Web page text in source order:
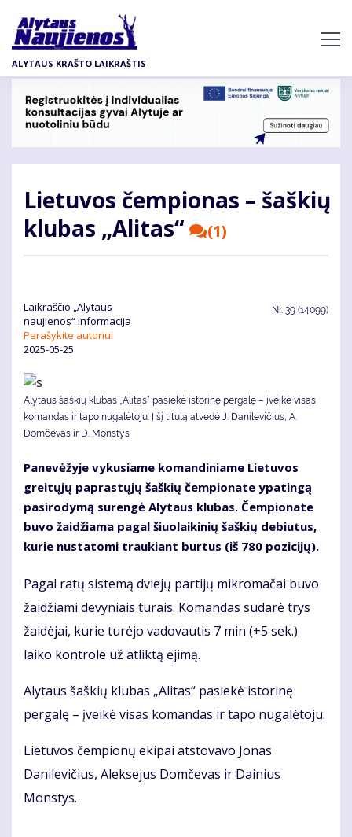
pagrindinį
turinį
ALYTAUS KRAŠTO LAIKRAŠTIS
Lietuvos čempionas – šaškių
klubas „Alitas“
(1)
Laikraščio „Alytaus
naujienos“ informacija
Parašykite autoriui
2025-05-25
Nr. 39 (14099)
Alytaus šaškių klubas „Alitas“ pasiekė istorinę pergalę – įveikė visas
komandas ir tapo nugalėtoju. Į šį titulą atvedė J. Danilevičius, A.
Domčevas ir D. Monstys
Panevėžyje vykusiame komandiniame Lietuvos
greitųjų paprastųjų šaškių čempionate ypatingą
pasirodymą surengė Alytaus klubas. Čempionate
buvo žaidžiama pagal šiuolaikinių šaškių debiutus,
kurie nustatomi traukiant burtus (iš 780 pozicijų).
Pagal ratų sistemą dviejų partijų mikromačai buvo
žaidžiami devyniais turais. Komandas sudarė trys
žaidėjai, kurie turėjo vadovautis 7 min (+5 sek.)
laiko kontrole už atliktą ėjimą.
Alytaus šaškių klubas „Alitas“ pasiekė istorinę
pergalę – įveikė visas komandas ir tapo nugalėtoju.
Lietuvos čempionų ekipai atstovavo Jonas
Danilevičius, Aleksejus Domčevas ir Dainius
Monstys.